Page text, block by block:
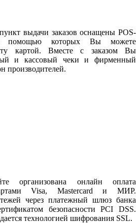
выдачи заказов оснащены POS-
помощью которых Вы можете
картой. Вместе с заказом Вы
и кассовый чеки и фирменный
производителей.
организована онлайн оплата
Visa, Mastercard и МИР.
через платежный шлюз банка
безопасности PCI DSS.
технологией шифрования SSL.